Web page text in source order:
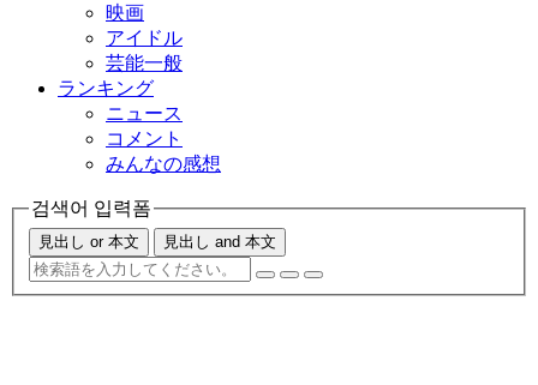
映画
アイドル
芸能一般
ランキング
ニュース
コメント
みんなの感想
검색어 입력폼
見出し or 本文 見出し and 本文